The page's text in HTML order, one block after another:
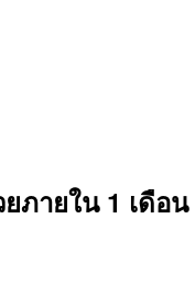
ภายใน 1 เดือน